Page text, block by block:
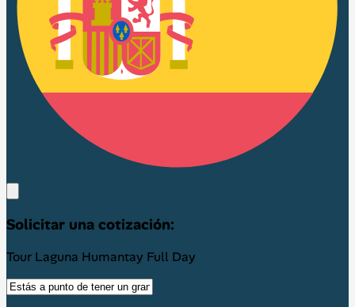
Solicitar una cotización:
Tour Laguna Humantay Full Day